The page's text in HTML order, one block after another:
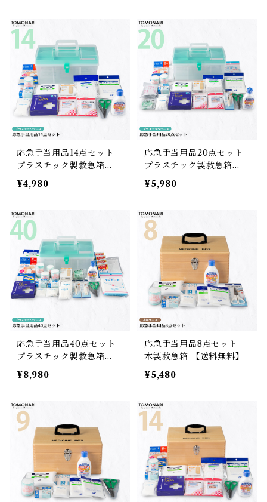
応急手当用品14点セット
プラスチック製救急箱
【送料無料】
¥4,980
応急手当用品20点セット
プラスチック製救急箱
【送料無料】
¥5,980
応急手当用品40点セット
プラスチック製救急箱
【送料無料】
¥8,980
応急手当用品8点セット
木製救急箱 【送料無料】
¥5,480